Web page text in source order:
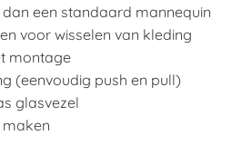
dan een standaard mannequin
voor wisselen van kleding
montage
(eenvoudig push en pull)
glasvezel
maken